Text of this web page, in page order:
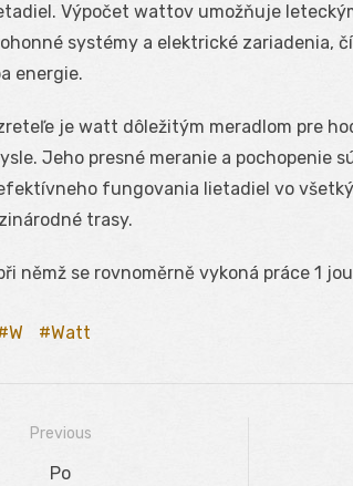
Výpočet wattov umožňuje
systémy a elektrické zariadenia,
energie.
je watt dôležitým meradlom pre
Jeho presné meranie a pochopenie
fungovania lietadiel vo
trasy.
němž se rovnoměrně vykoná práce 1
W Watt
Previous
Previous
Po